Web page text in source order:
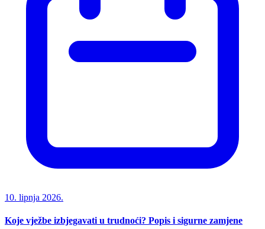
10. lipnja 2026.
Koje vježbe izbjegavati u trudnoći? Popis i sigurne zamjene